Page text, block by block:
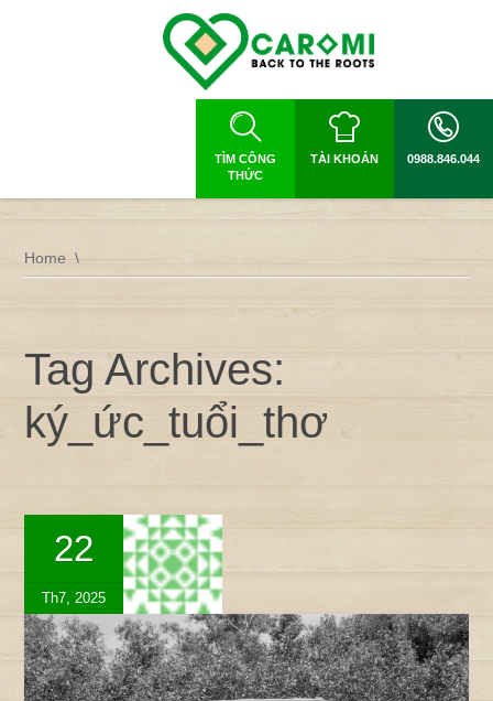
TÌM CÔNG
THỨC
TÀI KHOẢN 0988.846.044
Home
Tag Archives:
ký_ức_tuổi_thơ
22
Th7, 2025